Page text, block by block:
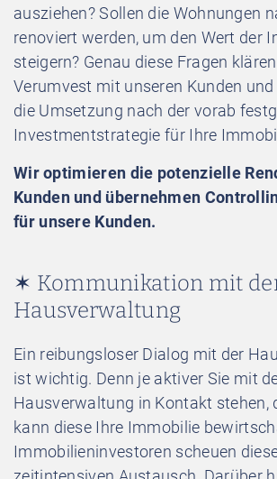
ausziehen? Sollen die Wohnungen
renoviert werden, um den Wert der
steigern? Genau diese Fragen
Verumvest mit unseren Kunden
die Umsetzung nach der vorab
Investmentstrategie für Ihre
Wir optimieren die potenzielle
Kunden und übernehmen
für unsere Kunden.
✶ Kommunikation mit
Hausverwaltung
Ein reibungsloser Dialog mit der
ist wichtig. Denn je aktiver Sie mit
Hausverwaltung in Kontakt stehen,
kann diese Ihre Immobilie
Immobilieninvestoren scheuen